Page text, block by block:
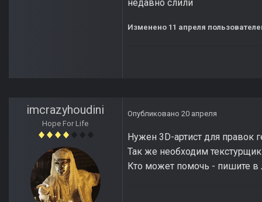
недавно слили
Изменено 11 апреля
imcrazyhoudini
Hope For Life
Опубликовано 20 апреля
Нужен 3D-артист для правок
Так же необходим
Кто может помочь - пишите в